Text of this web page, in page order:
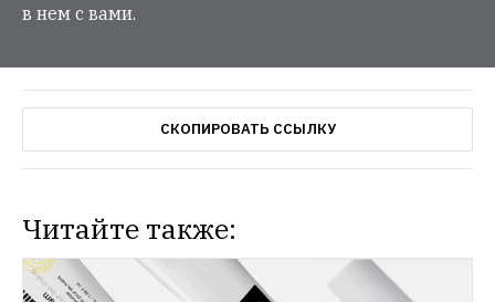
в нем с вами.
СКОПИРОВАТЬ ССЫЛКУ
Читайте также: